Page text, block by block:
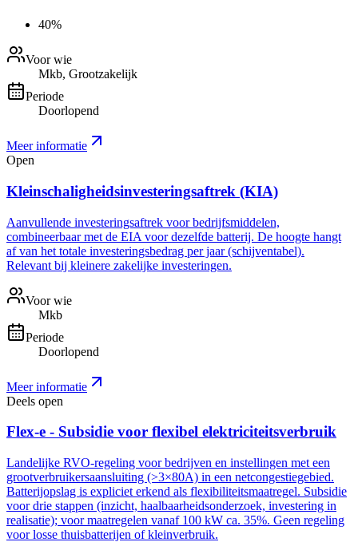
40%
Voor wie
Mkb, Grootzakelijk
Periode
Doorlopend
Meer informatie
Open
Kleinschaligheidsinvesteringsaftrek (KIA)
Aanvullende investeringsaftrek voor bedrijfsmiddelen,
combineerbaar met de EIA voor dezelfde batterij. De hoogte hangt
af van het totale investeringsbedrag per jaar (schijventabel).
Relevant bij kleinere zakelijke investeringen.
Voor wie
Mkb
Periode
Doorlopend
Meer informatie
Deels open
Flex-e - Subsidie voor flexibel elektriciteitsverbruik
Landelijke RVO-regeling voor bedrijven en instellingen met een
grootverbruikersaansluiting (>3×80A) in een netcongestiegebied.
Batterijopslag is expliciet erkend als flexibiliteitsmaatregel. Subsidie
voor drie stappen (inzicht, haalbaarheidsonderzoek, investering in
realisatie); voor maatregelen vanaf 100 kW ca. 35%. Geen regeling
voor losse thuisbatterijen of kleinverbruik.